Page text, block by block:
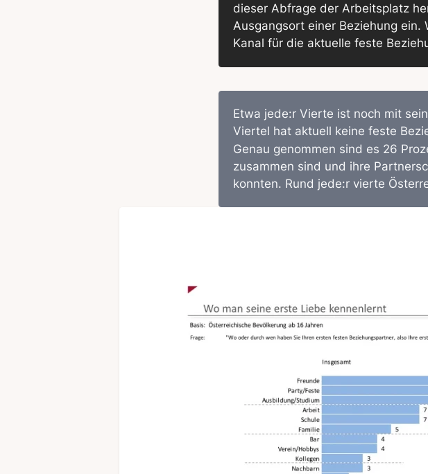
dieser Abfrage der Arbeitsplatz
Ausgangsort einer Beziehung
Kanal für die aktuelle feste
Etwa jede:r Vierte ist noch mit
Viertel hat aktuell keine feste
Genau genommen sind es 26
zusammen sind und ihre
konnten. Rund jede:r vierte